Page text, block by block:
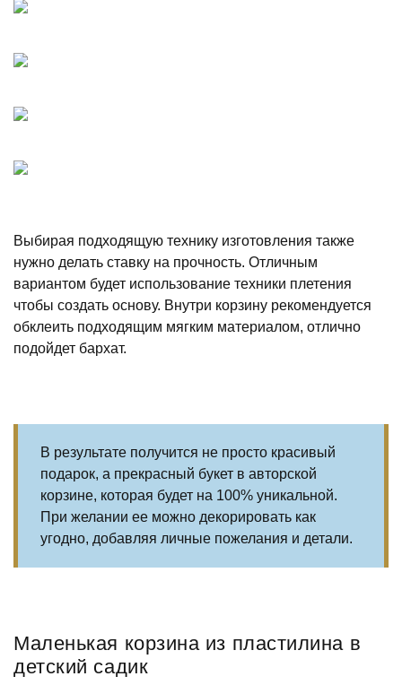
Выбирая подходящую технику изготовления также
нужно делать ставку на прочность. Отличным
вариантом будет использование техники плетения
чтобы создать основу. Внутри корзину рекомендуется
обклеить подходящим мягким материалом, отлично
подойдет бархат.
В результате получится не просто красивый
подарок, а прекрасный букет в авторской
корзине, которая будет на 100% уникальной.
При желании ее можно декорировать как
угодно, добавляя личные пожелания и детали.
Маленькая корзина из пластилина в
детский садик